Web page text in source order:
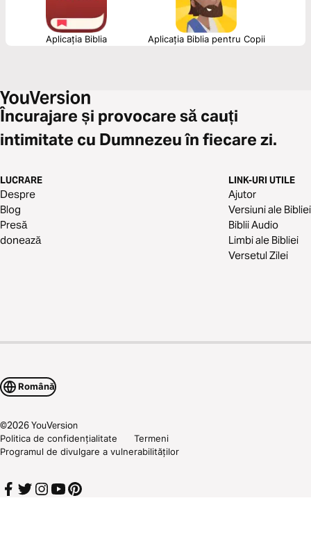
Aplicația Biblia Aplicația Biblia pentru Copii
Încurajare și provocare să cauți
intimitate cu Dumnezeu în fiecare zi.
LUCRARE
Despre
Blog
Presă
donează
LINK-URI UTILE
Ajutor
Versiuni ale Bibliei
Biblii Audio
Limbi ale Bibliei
Versetul Zilei
Română
©2026YouVersion
Politica de confidențialitate
Termeni
Programul de divulgare a vulnerabilităților